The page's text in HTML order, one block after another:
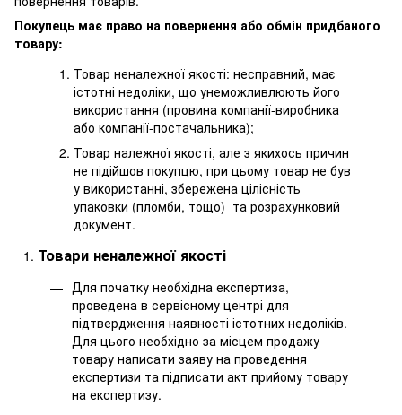
Покупець має право на повернення або обмін придбаного
товару:
Товар неналежної якості: несправний, має
істотні недоліки, що унеможливлюють його
використання (провина компанії-виробника
або компанії-постачальника);
Товар належної якості, але з якихось причин
не підійшов покупцю, при цьому товар не був
у використанні, збережена цілісність
упаковки (пломби, тощо) та розрахунковий
документ.
Товари неналежної якості
Для початку необхідна експертиза,
проведена в сервісному центрі для
підтвердження наявності істотних недоліків.
Для цього необхідно за місцем продажу
товару написати заяву на проведення
експертизи та підписати акт прийому товару
на експертизу.